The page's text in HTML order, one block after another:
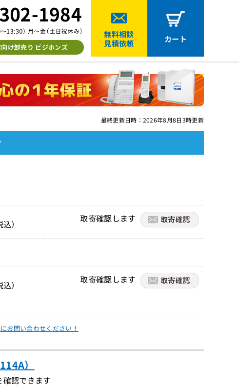
け卸売り ビジホンズ
無料相談
見積依頼
カート
最終更新日時：2026年8月8日3時更新
込） 取寄確認します
込） 取寄確認します
お問い合わせください！
）
認できます